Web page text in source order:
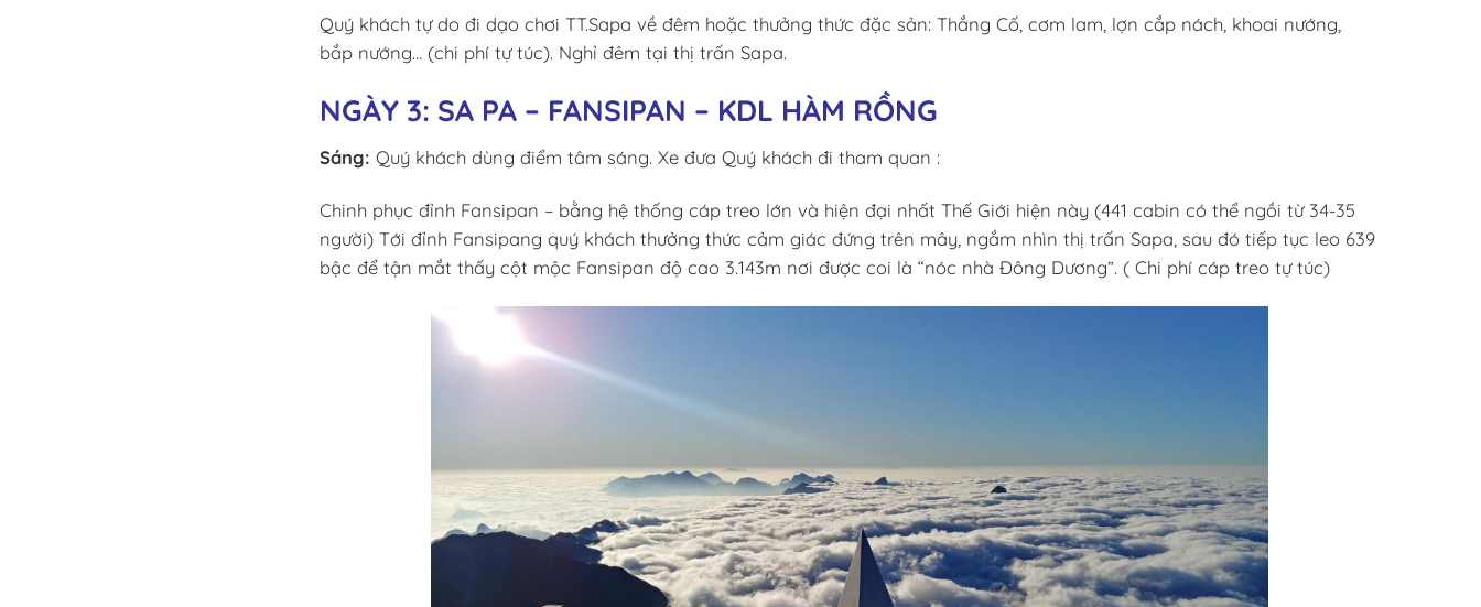
Quý khách tự do đi dạo chơi TT.Sapa về đêm hoặc thưởng thức đặc sản: Thắng Cố, cơm lam, lợn cắp nách, khoai nướng,
bắp nướng… (chi phí tự túc). Nghỉ đêm tại thị trấn Sapa.
NGÀY 3: SA PA – FANSIPAN – KDL HÀM RỒNG
Sáng: Quý khách dùng điểm tâm sáng. Xe đưa Quý khách đi tham quan :
Chinh phục đỉnh Fansipan – bằng hệ thống cáp treo lớn và hiện đại nhất Thế Giới hiện này (441 cabin có thể ngồi từ 34-35
người) Tới đỉnh Fansipang quý khách thưởng thức cảm giác đứng trên mây, ngắm nhìn thị trấn Sapa, sau đó tiếp tục leo 639
bậc để tận mắt thấy cột mộc Fansipan độ cao 3.143m nơi được coi là “nóc nhà Đông Dương”. ( Chi phí cáp treo tự túc)